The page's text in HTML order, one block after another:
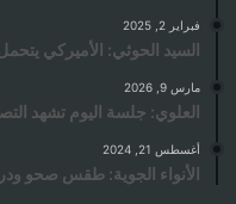
فبراير 2, 2025
السيد الحوثي: الأميركي
مارس 9, 2026
العلوي: جلسة اليوم تشهد
أغسطس 21, 2024
الأنواء الجوية: طقس صحو